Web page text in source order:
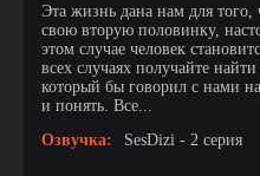
Эта жизнь дана нам для
свою вторую половинку,
этом случае человек
всех случаях получайте
который бы говорил с нами
и понять. Все...
Озвучка:
SesDizi - 2 серия